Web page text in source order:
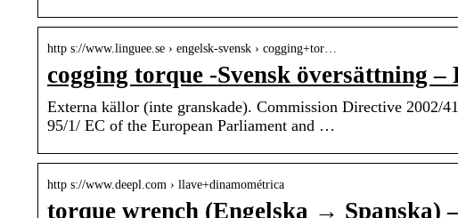
http s://www.linguee.se › engelsk-svensk › cogging+tor…
cogging torque -Svensk översättning –
Externa källor (inte granskade). Commission Directive 2002/
95/1/ EC of the European Parliament and …
http s://www.deepl.com › llave+dinamométrica
torque wrench (Engelska → Spanska)